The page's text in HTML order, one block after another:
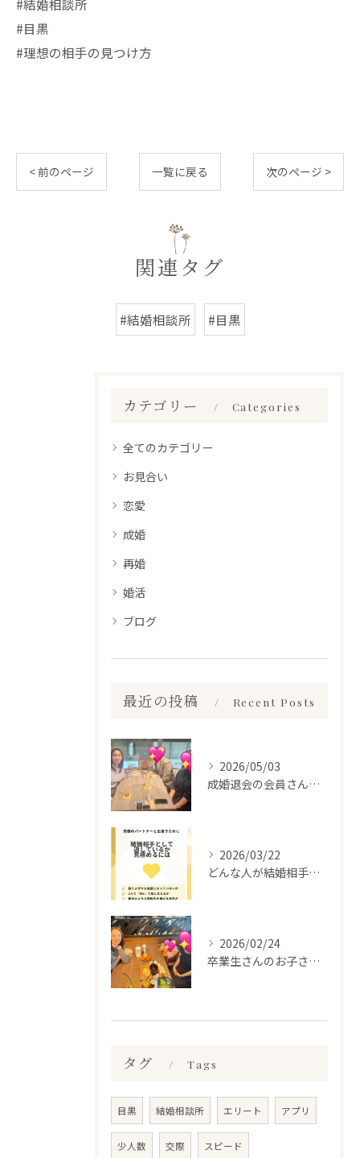
#結婚相談所
#目黒
#理想の相手の見つけ方
< 前のページ 一覧に戻る 次のページ >
関連タグ
#結婚相談所 #目黒
カテゴリー Categories
全てのカテゴリー
お見合い
恋愛
成婚
再婚
婚活
ブログ
最近の投稿 Recent Posts
2026/05/03
成婚退会の会員さんとお会いして来ました✨
2026/03/22
どんな人が結婚相手だといいのか
2026/02/24
卒業生さんのお子さんに会って来ました✨
タグ Tags
目黒 結婚相談所 エリート アプリ
少人数 交際 スピード